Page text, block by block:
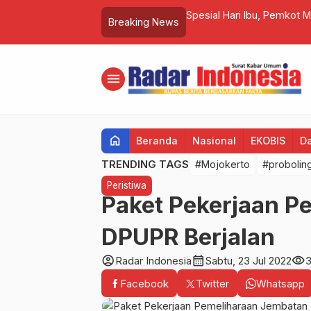
Breaking News
Stok Masih Stabil Dan Aman Spesial Hari Ibu, Pemkot
menu
home Beranda Nasional EKOBIS
TRENDING TAGS #Mojokerto
Peristiwa
Paket Pekerjaan
DPUPR Berjalan
account_circleRadar Indonesiacalendar_monthSabtu, 23 Jul 2022visibility
Facebook
Twitter Whatsapp